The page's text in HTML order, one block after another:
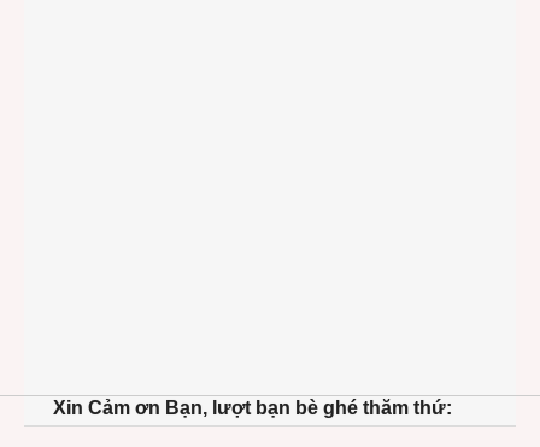
Xin Cảm ơn Bạn, lượt bạn bè ghé thăm thứ: